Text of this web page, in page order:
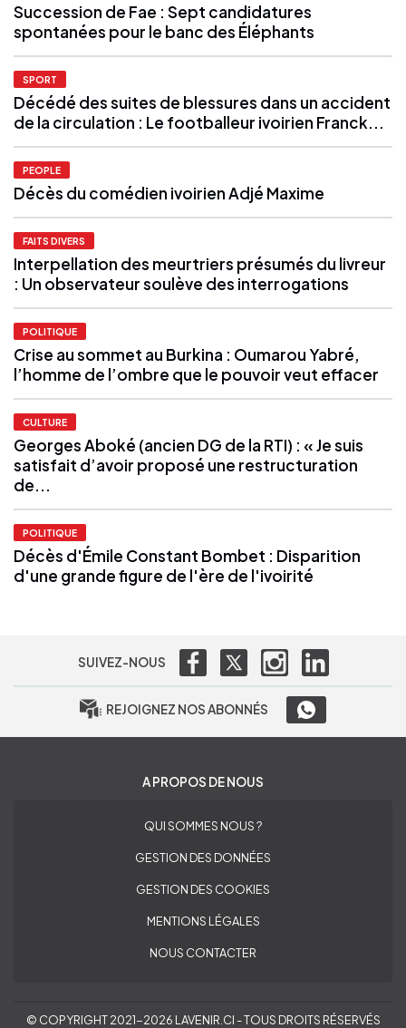
Succession de Fae : Sept candidatures
spontanées pour le banc des Éléphants
SPORT
Décédé des suites de blessures dans un accident
de la circulation : Le footballeur ivoirien Franck...
PEOPLE
Décès du comédien ivoirien Adjé Maxime
FAITS DIVERS
Interpellation des meurtriers présumés du livreur
: Un observateur soulève des interrogations
POLITIQUE
Crise au sommet au Burkina : Oumarou Yabré,
l’homme de l’ombre que le pouvoir veut effacer
CULTURE
Georges Aboké (ancien DG de la RTI) : « Je suis
satisfait d’avoir proposé une restructuration
de...
POLITIQUE
Décès d'Émile Constant Bombet : Disparition
d'une grande figure de l'ère de l'ivoirité
SUIVEZ-NOUS
REJOIGNEZ NOS ABONNÉS
A PROPOS DE NOUS
QUI SOMMES NOUS ?
GESTION DES DONNÉES
GESTION DES COOKIES
MENTIONS LÉGALES
NOUS CONTACTER
© COPYRIGHT 2021-2026 LAVENIR.CI - TOUS DROITS RÉSERVÉS